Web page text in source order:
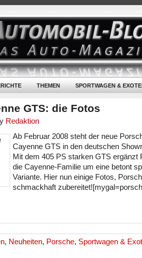
THEMEN SPORTWAGEN &
GTS: die Fotos
Redaktion
Ab Februar 2008 steht der neue
Cayenne GTS in den deutschen
Mit dem 405 PS starken GTS ergänzt
die Cayenne-Familie um eine betont
Variante. Hier nun einige Fotos,
schmackhaft zubereitet!
, Neuheiten, Porsche, Sportwagen &